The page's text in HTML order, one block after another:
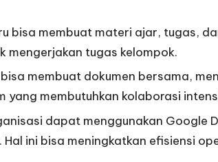
bisa membuat materi ajar, tugas,
mengerjakan tugas kelompok.
membuat dokumen bersama,
yang membutuhkan kolaborasi
dapat menggunakan Google
Hal ini bisa meningkatkan efisiensi